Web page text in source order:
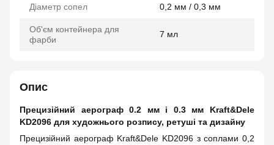
Діаметр сопел 0,2 мм / 0,3 мм
Об'єм контейнера для
фарби
7 мл
Опис
Прецизійний аерограф 0.2 мм і 0.3 мм Kraft&Dele
KD2096 для художнього розпису, ретуші та дизайну
Прецизійний аерограф Kraft&Dele KD2096 з соплами 0,2